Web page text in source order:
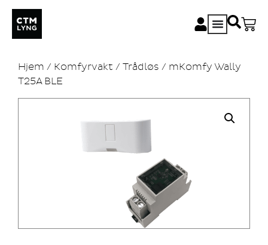
Hjem / Komfyrvakt / Trådløs / mKomfy Wally
T25A BLE